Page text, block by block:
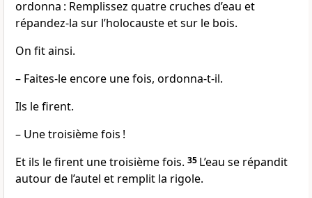
ordonna : Remplissez quatre cruches d’eau et
répandez-la sur l’holocauste et sur le bois.
On fit ainsi.
– Faites-le encore une fois, ordonna-t-il.
Ils le firent.
– Une troisième fois !
Et ils le firent une troisième fois. 35 L’eau se répandit
autour de l’autel et remplit la rigole.